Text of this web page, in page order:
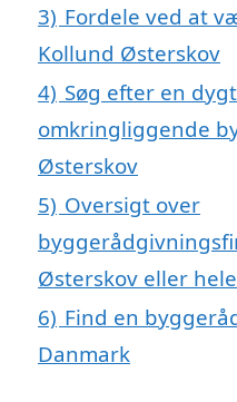
3) Fordele ved at
Kollund Østerskov
4) Søg efter en
omkringliggende
Østerskov
5) Oversigt over
Østerskov eller
6) Find en
Danmark